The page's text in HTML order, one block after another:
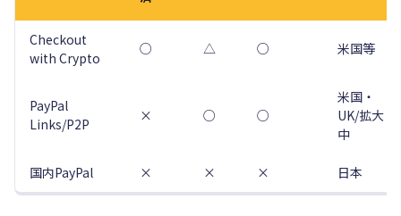
Checkout
with Crypto
○ △ ○ 米国等
PayPal
Links/P2P
× ○ ○
米国・
UK/拡大
中
国内PayPal × × × 日本